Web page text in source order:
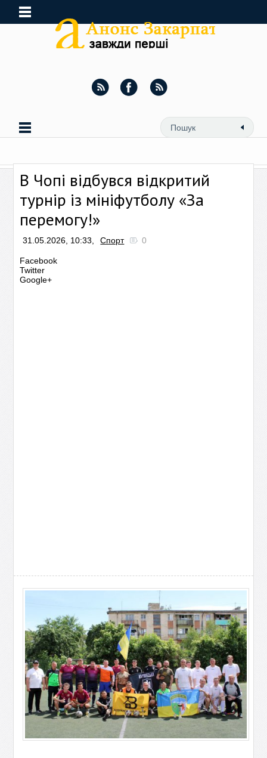
В Чопі відбувся відкритий
турнір із мініфутболу «За
перемогу!»
31.05.2026, 10:33, Спорт 0
Facebook
Twitter
Google+